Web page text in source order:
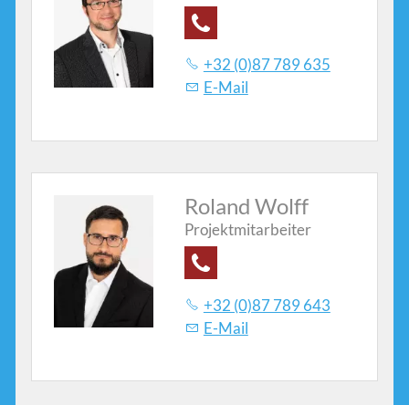
Kontakte
+32 (0)87 789 635
E-Mail
Roland Wolff
Projektmitarbeiter
+32 (0)87 789 643
E-Mail